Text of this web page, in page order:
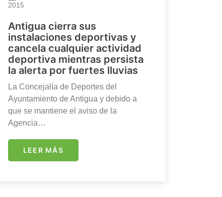
2015
Antigua cierra sus
instalaciones deportivas y
cancela cualquier actividad
deportiva mientras persista
la alerta por fuertes lluvias
La Concejalía de Deportes del
Ayuntamiento de Antigua y debido a
que se mantiene el aviso de la
Agencia…
LEER MÁS